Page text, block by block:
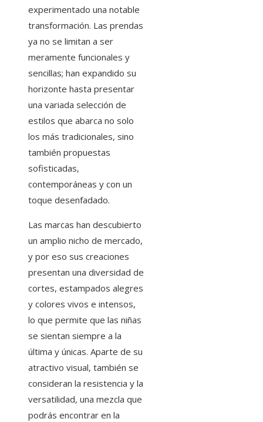
experimentado una notable
transformación. Las prendas
ya no se limitan a ser
meramente funcionales y
sencillas; han expandido su
horizonte hasta presentar
una variada selección de
estilos que abarca no solo
los más tradicionales, sino
también propuestas
sofisticadas,
contemporáneas y con un
toque desenfadado.
Las marcas han descubierto
un amplio nicho de mercado,
y por eso sus creaciones
presentan una diversidad de
cortes, estampados alegres
y colores vivos e intensos,
lo que permite que las niñas
se sientan siempre a la
última y únicas. Aparte de su
atractivo visual, también se
consideran la resistencia y la
versatilidad, una mezcla que
podrás encontrar en la